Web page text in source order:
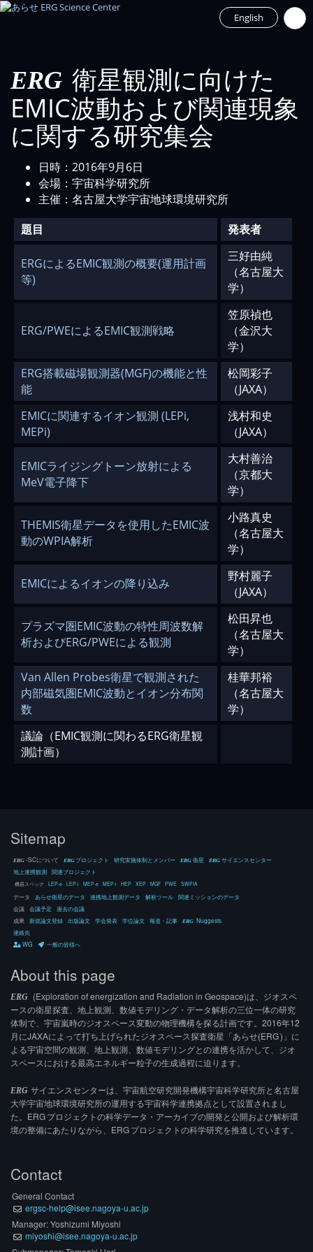
English
ERG 衛星観測に向けた
EMIC波動および関連現象
に関する研究集会
日時：2016年9月6日
会場：宇宙科学研究所
主催：名古屋大学宇宙地球環境研究所
題目
発表者
ERGによるEMIC観測の概要(運用計画
等)
三好由純
（名古屋大
学）
ERG/PWEによるEMIC観測戦略
笠原禎也
（金沢大
学）
ERG搭載磁場観測器(MGF)の機能と性
能
松岡彩子
（JAXA）
EMICに関連するイオン観測 (LEPi,
MEPi)
浅村和史
（JAXA）
EMICライジングトーン放射による
MeV電子降下
大村善治
（京都大
学）
THEMIS衛星データを使用したEMIC波
動のWPIA解析
小路真史
（名古屋大
学）
EMICによるイオンの降り込み
野村麗子
（JAXA）
プラズマ圏EMIC波動の特性周波数解
析およびERG/PWEによる観測
松田昇也
（名古屋大
学）
Van Allen Probes衛星で観測された
内部磁気圏EMIC波動とイオン分布関
数
桂華邦裕
（名古屋大
学）
議論（EMIC観測に関わるERG衛星観
測計画）
Sitemap
ERG -SCについて ERGプロジェクト 研究実施体制とメンバー ERG 衛星 ERG サイエンスセンター
地上連携観測 関連プロジェクト
機器スペック LEP-e LEP-i MEP-e MEP-i HEP XEP MGF PWE SWPIA
データ あらせ衛星のデータ 連携地上観測データ 解析ツール 関連ミッションのデータ
会議 会議予定
過去の会議
成果 新規論文登録 出版論文 学会発表 学位論文 報道・記事 ERG Nuggests
連絡先
WG
一般の皆様へ
About this page
ERG (Exploration of energization and Radiation in Geospace)は、ジオスペ
ースの衛星探査、地上観測、数値モデリング・データ解析の三位一体の研究
体制で、宇宙嵐時のジオスペース変動の物理機構を探る計画です。2016年12
月にJAXAによって打ち上げられたジオスペース探査衛星「あらせ(ERG )」に
よる宇宙空間の観測、地上観測、数値モデリングとの連携を活かして、ジオ
スペースにおける最高エネルギー粒子の生成過程に迫ります。
ERG サイエンスセンターは、宇宙航空研究開発機構宇宙科学研究所と名古屋
大学宇宙地球環境研究所の運用する宇宙科学連携拠点として設置されまし
た。ERG プロジェクトの科学データ・アーカイブの開発と公開および解析環
境の整備にあたりながら、ERG プロジェクトの科学研究を推進しています。
Contact
General Contact
ergsc-help
isee.nagoya-u.ac.jp
Manager: Yoshizumi Miyoshi
miyoshi
isee.nagoya-u.ac.jp